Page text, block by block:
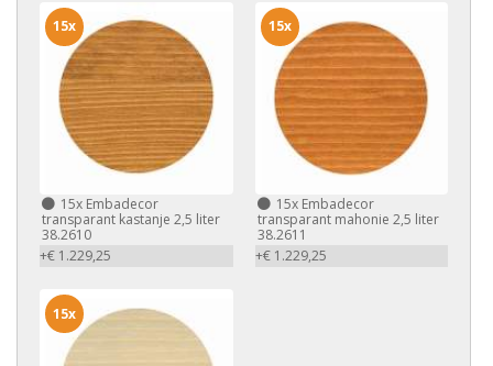
15x Embadecor
transparant kastanje 2,5 liter
38.2610
+€ 1.229,25
15x
15xEmbadecor
transparant mahonie 2,5 liter
38.2611
+€ 1.229,25
15x
15x